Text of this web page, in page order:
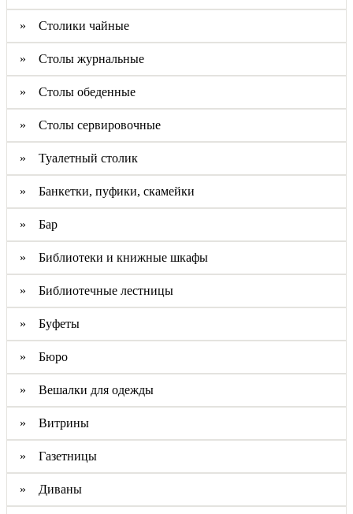
» Столики чайные
» Столы журнальные
» Столы обеденные
» Столы сервировочные
» Туалетный столик
» Банкетки, пуфики, скамейки
» Бар
» Библиотеки и книжные шкафы
» Библиотечные лестницы
» Буфеты
» Бюро
» Вешалки для одежды
» Витрины
» Газетницы
» Диваны